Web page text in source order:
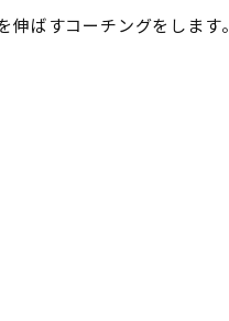
ばすコーチングをします。